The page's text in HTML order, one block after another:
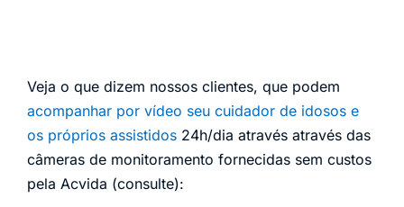
Veja o que dizem nossos clientes, que podem
acompanhar por vídeo seu cuidador de idosos e
os próprios assistidos 24h/dia através através das
câmeras de monitoramento fornecidas sem custos
pela Acvida (consulte):